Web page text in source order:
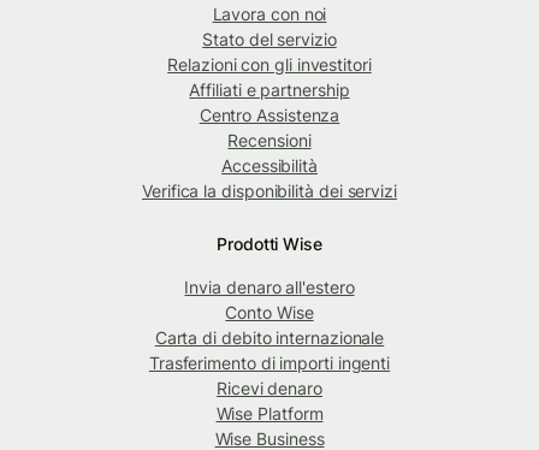
Lavora con noi
Stato del servizio
Relazioni con gli investitori
Affiliati e partnership
Centro Assistenza
Recensioni
Accessibilità
Verifica la disponibilità dei servizi
Prodotti Wise
Invia denaro all'estero
Conto Wise
Carta di debito internazionale
Trasferimento di importi ingenti
Ricevi denaro
Wise Platform
Wise Business